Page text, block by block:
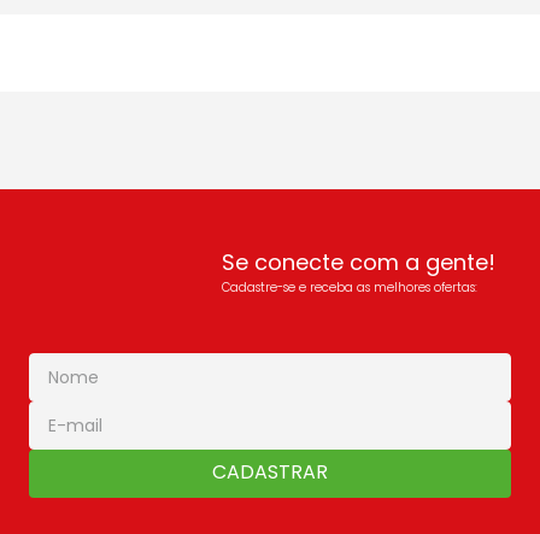
Se conecte com a gente!
Cadastre-se e receba as melhores ofertas:
CADASTRAR